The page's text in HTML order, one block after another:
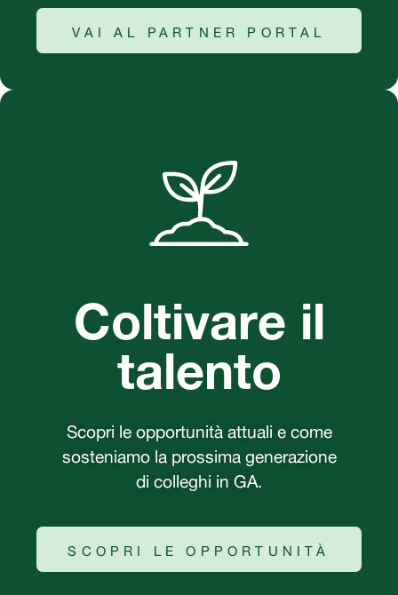
VAI AL PARTNER PORTAL
Coltivare il
talento
Scopri le opportunità attuali e come
sosteniamo la prossima generazione
di colleghi in GA.
SCOPRI LE OPPORTUNITÀ